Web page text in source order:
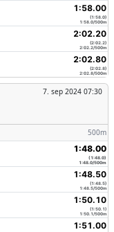
1:58.00
(1:58.0)
1:58.0/500m
2:02.20
(2:02.2)
2:02.2/500m
2:02.80
(2:02.8)
2:02.8/500m
7. sep 2024 07:30
500m
1:48.00
(1:48.0)
1:48.0/500m
1:48.50
(1:48.5)
1:48.5/500m
1:50.10
(1:50.1)
1:50.1/500m
1:51.00